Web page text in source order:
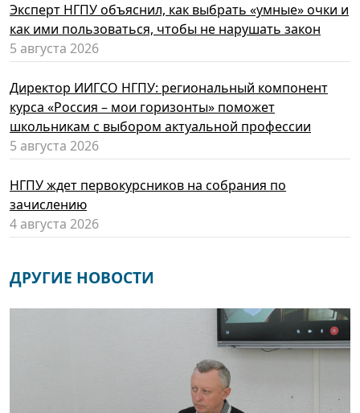
Эксперт НГПУ объяснил, как выбрать «умные» очки и
как ими пользоваться, чтобы не нарушать закон
5 августа 2026
Директор ИИГСО НГПУ: региональный компонент
курса «Россия – мои горизонты» поможет
школьникам с выбором актуальной профессии
5 августа 2026
НГПУ ждет первокурсников на собрания по
зачислению
4 августа 2026
ДРУГИЕ НОВОСТИ